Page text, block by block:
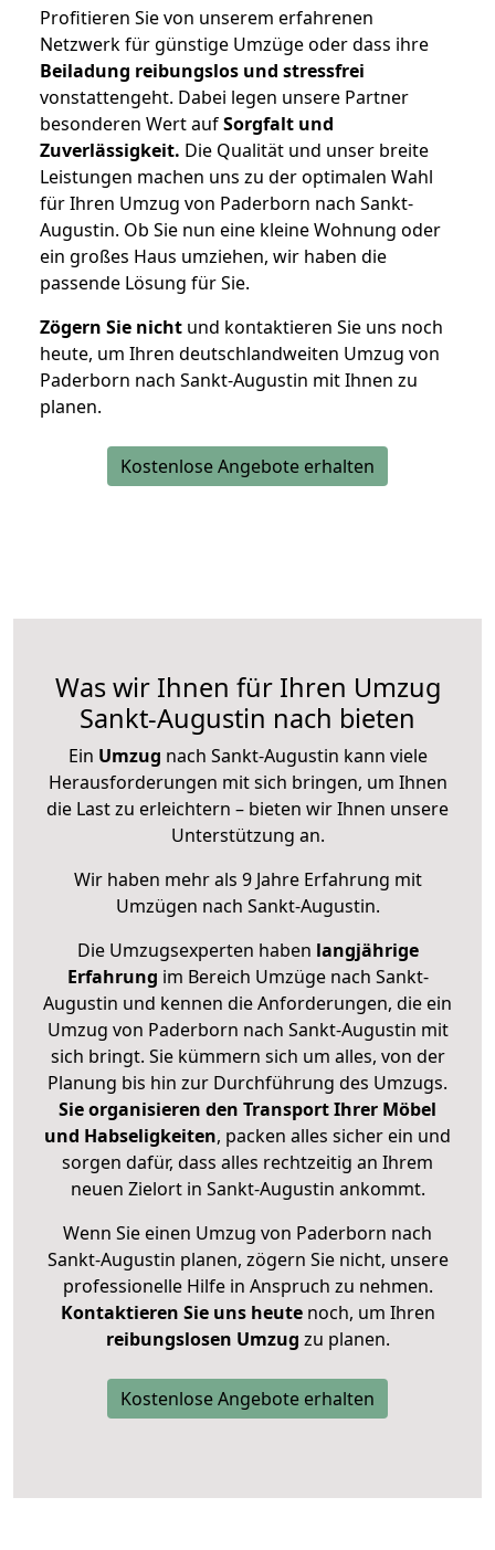
Profitieren Sie von unserem erfahrenen
Netzwerk für günstige Umzüge oder dass ihre
Beiladung reibungslos und stressfrei
vonstattengeht. Dabei legen unsere Partner
besonderen Wert aufSorgfalt und
Zuverlässigkeit. Die Qualität und unser breite
Leistungen machen uns zu der optimalen Wahl
für Ihren Umzug von Paderborn nach Sankt-
Augustin. Ob Sie nun eine kleine Wohnung oder
ein großes Haus umziehen, wir haben die
passende Lösung für Sie.
Zögern Sie nicht und kontaktieren Sie uns noch
heute, um Ihren deutschlandweiten Umzug von
Paderborn nach Sankt-Augustin mit Ihnen zu
planen.
Kostenlose Angebote erhalten
Was wir Ihnen für Ihren Umzug
Sankt-Augustin nach bieten
Ein Umzug nach Sankt-Augustin kann viele
Herausforderungen mit sich bringen, um Ihnen
die Last zu erleichtern – bieten wir Ihnen unsere
Unterstützung an.
Wir haben mehr als 9 Jahre Erfahrung mit
Umzügen nach Sankt-Augustin.
Die Umzugsexperten haben langjährige
Erfahrung im Bereich Umzüge nach Sankt-
Augustin und kennen die Anforderungen, die ein
Umzug von Paderborn nach Sankt-Augustin mit
sich bringt. Sie kümmern sich um alles, von der
Planung bis hin zur Durchführung des Umzugs.
Sie organisieren den Transport Ihrer Möbel
und Habseligkeiten, packen alles sicher ein und
sorgen dafür, dass alles rechtzeitig an Ihrem
neuen Zielort in Sankt-Augustin ankommt.
Wenn Sie einen Umzug von Paderborn nach
Sankt-Augustin planen, zögern Sie nicht, unsere
professionelle Hilfe in Anspruch zu nehmen.
Kontaktieren Sie uns heutenoch, um Ihren
reibungslosen Umzug zu planen.
Kostenlose Angebote erhalten